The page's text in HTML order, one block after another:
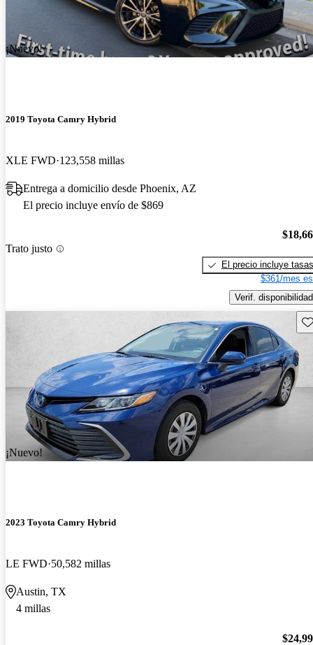
¡Nuevo!
2019 Toyota Camry Hybrid
XLE FWD 123,558 millas
Entrega a domicilio desde Phoenix, AZ
El precio incluye envío de $869
Trato justo
El precio incluye tasas
$361/mes
Verif. disponibilidad
¡Nuevo!
2023 Toyota Camry Hybrid
LE FWD 50,582 millas
Austin, TX
4 millas